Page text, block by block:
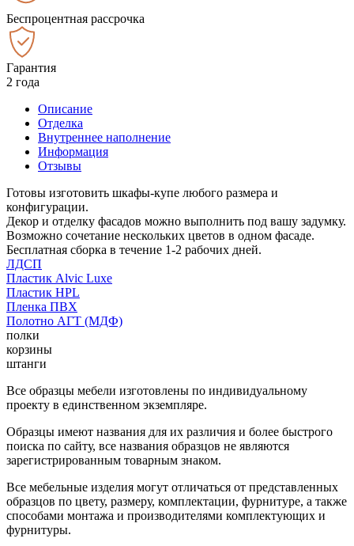
Беспроцентная рассрочка
Гарантия
2 года
Описание
Отделка
Внутреннее наполнение
Информация
Отзывы
Готовы изготовить шкафы-купе любого размера и
конфигурации.
Декор и отделку фасадов можно выполнить под вашу задумку.
Возможно сочетание нескольких цветов в одном фасаде.
Бесплатная сборка в течение 1-2 рабочих дней.
ЛДСП
Пластик Alvic Luxe
Пластик HPL
Пленка ПВХ
Полотно АГТ (МДФ)
полки
корзины
штанги
Все образцы мебели изготовлены по индивидуальному
проекту в единственном экземпляре.
Образцы имеют названия для их различия и более быстрого
поиска по сайту, все названия образцов не являются
зарегистрированным товарным знаком.
Все мебельные изделия могут отличаться от представленных
образцов по цвету, размеру, комплектации, фурнитуре, а также
способами монтажа и производителями комплектующих и
фурнитуры.